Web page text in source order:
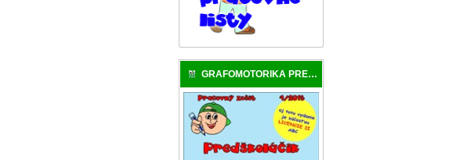
GRAFOMOTORIKA PREDŠKOLÁKA